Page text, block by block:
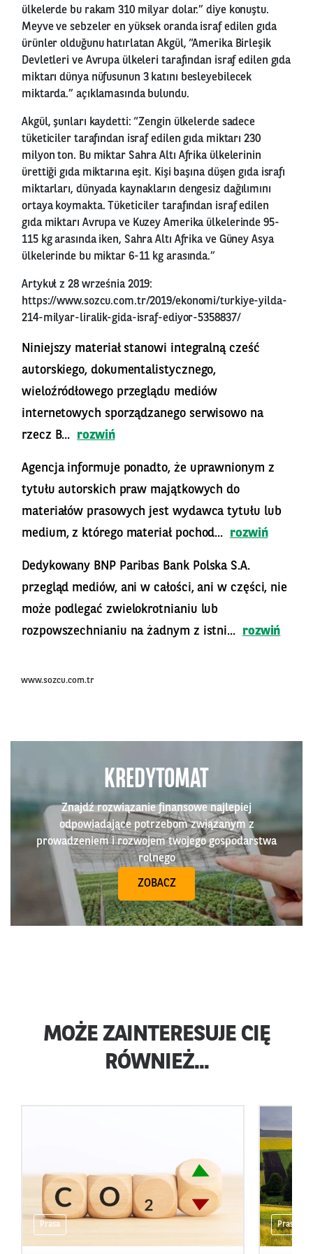
ülkelerde bu rakam 310 milyar dolar.” diye konuştu.
Meyve ve sebzeler en yüksek oranda israf edilen gıda
ürünler olduğunu hatırlatan Akgül, “Amerika Birleşik
Devletleri ve Avrupa ülkeleri tarafından israf edilen gıda
miktarı dünya nüfusunun 3 katını besleyebilecek
miktarda.” açıklamasında bulundu.
Akgül, şunları kaydetti: “Zengin ülkelerde sadece
tüketiciler tarafından israf edilen gıda miktarı 230
milyon ton. Bu miktar Sahra Altı Afrika ülkelerinin
ürettiği gıda miktarına eşit. Kişi başına düşen gıda israfı
miktarları, dünyada kaynakların dengesiz dağılımını
ortaya koymakta. Tüketiciler tarafından israf edilen
gıda miktarı Avrupa ve Kuzey Amerika ülkelerinde 95-
115 kg arasında iken, Sahra Altı Afrika ve Güney Asya
ülkelerinde bu miktar 6-11 kg arasında.”
Artykuł z 28 września 2019:
https://www.sozcu.com.tr/2019/ekonomi/turkiye-yilda-
214-milyar-liralik-gida-israf-ediyor-5358837/
Niniejszy materiał stanowi integralną cześć
autorskiego, dokumentalistycznego,
wieloźródłowego przeglądu mediów
internetowych sporządzanego serwisowo na
rzecz B...
rozwiń
Agencja informuje ponadto, że uprawnionym z
tytułu autorskich praw majątkowych do
materiałów prasowych jest wydawca tytułu lub
medium, z którego materiał pochod...
rozwiń
Dedykowany BNP Paribas Bank Polska S.A.
przegląd mediów, ani w całości, ani w części, nie
może podlegać zwielokrotnianiu lub
rozpowszechnianiu na żadnym z istni...
rozwiń
www.sozcu.com.tr
KREDYTOMAT
Znajdź rozwiązanie finansowe najlepiej
odpowiadające potrzebom związanym z
prowadzeniem i rozwojem twojego gospodarstwa
rolnego
ZOBACZ
MOŻE ZAINTERESUJE CIĘ
RÓWNIEŻ...
Prasa Prasa